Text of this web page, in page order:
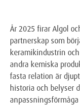
År 2025 firar Algol
partnerskap som
keramikindustrin
andra kemiska
fasta relation är
historia och belyser